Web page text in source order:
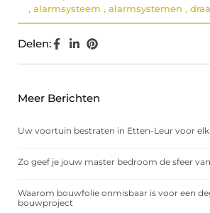
, alarmsysteem , alarmsystemen ,
Delen:
Meer Berichten
Uw voortuin bestraten in Etten-Leur voor elk
Zo geef je jouw master bedroom de sfeer
Waarom bouwfolie onmisbaar is voor een
bouwproject